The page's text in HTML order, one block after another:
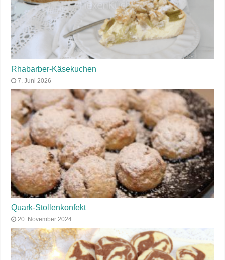
Rhabarber-Käsekuchen
7. Juni 2026
Quark-Stollenkonfekt
20. November 2024